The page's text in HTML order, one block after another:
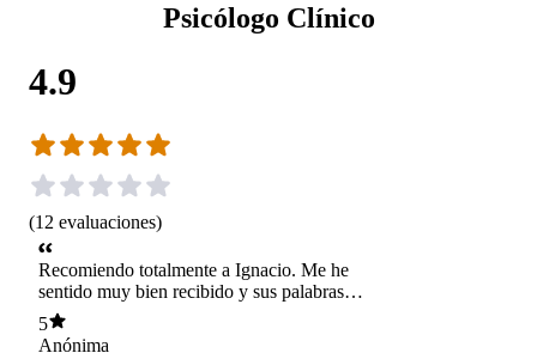
Psicólogo Clínico
4.9
(12 evaluaciones)
Recomiendo totalmente a Ignacio. Me he
sentido muy bien recibido y sus palabras
siempre las siento pertinentes y atingentes a lo
que hablamos. Recomendado!!
5
Anónima